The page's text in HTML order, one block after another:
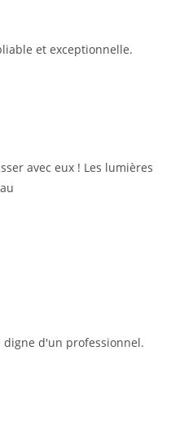
et exceptionnelle.
avec eux ! Les lumières
digne d'un professionnel.